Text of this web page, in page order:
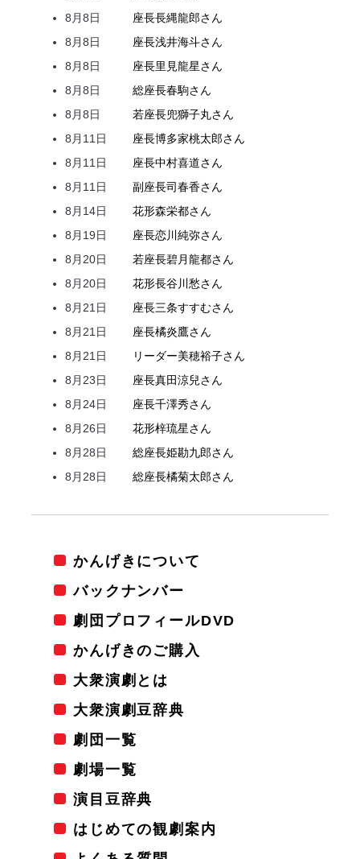
8月8日
座長長縄龍郎さん
8月8日
座長浅井海斗さん
8月8日
座長里見龍星さん
8月8日
総座長春駒さん
8月8日
若座長兜獅子丸さん
8月11日
座長博多家桃太郎さん
8月11日
座長中村喜道さん
8月11日
副座長司春香さん
8月14日
花形森栄都さん
8月19日
座長恋川純弥さん
8月20日
若座長碧月龍都さん
8月20日
花形長谷川愁さん
8月21日
座長三条すすむさん
8月21日
座長橘炎鷹さん
8月21日
リーダー美穂裕子さん
8月23日
座長真田涼兒さん
8月24日
座長千澤秀さん
8月26日
花形梓琉星さん
8月28日
総座長姫勘九郎さん
8月28日
総座長橘菊太郎さん
かんげきについて
バックナンバー
劇団プロフィールDVD
かんげきのご購入
大衆演劇とは
大衆演劇豆辞典
劇団一覧
劇場一覧
演目豆辞典
はじめての観劇案内